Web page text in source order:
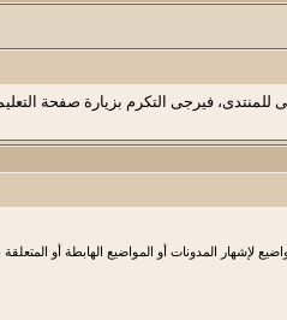
للمنتدى، فيرجى التكرم بزيارة صفحة
لإشهار المدونات أو المواضيع الهابطة أو المتعلقة